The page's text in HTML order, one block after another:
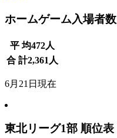
ホームゲーム入場者数
平 均472人
合 計2,361 人
6月21日現在
東北リーグ1部 順位表